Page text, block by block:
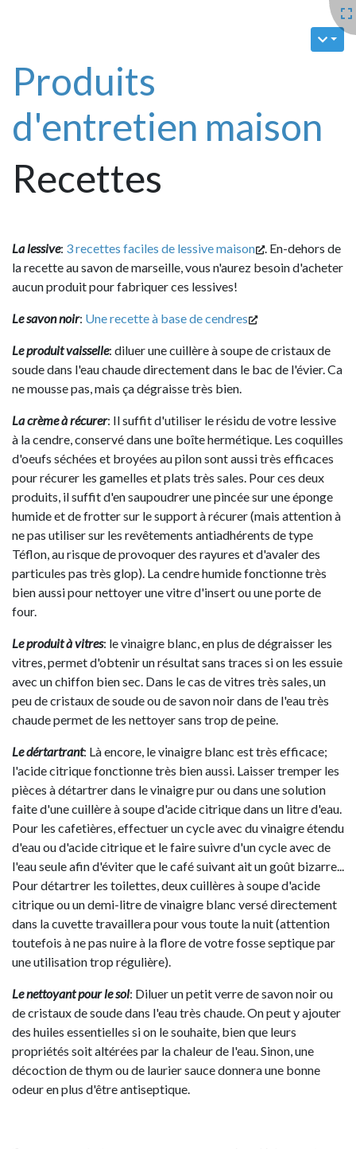
Produits
d'entretien maison
Recettes
La lessive: 3 recettes faciles de lessive maison
. En-dehors de
la recette au savon de marseille, vous n'aurez besoin d'acheter
aucun produit pour fabriquer ces lessives!
Le savon noir: Une recette à base de cendres
Le produit vaisselle: diluer une cuillère à soupe de cristaux de
soude dans l'eau chaude directement dans le bac de l'évier. Ca
ne mousse pas, mais ça dégraisse très bien.
La crème à récurer: Il suffit d'utiliser le résidu de votre lessive
à la cendre, conservé dans une boîte hermétique. Les coquilles
d'oeufs séchées et broyées au pilon sont aussi très efficaces
pour récurer les gamelles et plats très sales. Pour ces deux
produits, il suffit d'en saupoudrer une pincée sur une éponge
humide et de frotter sur le support à récurer (mais attention à
ne pas utiliser sur les revêtements antiadhérents de type
Téflon, au risque de provoquer des rayures et d'avaler des
particules pas très glop). La cendre humide fonctionne très
bien aussi pour nettoyer une vitre d'insert ou une porte de
four.
Le produit à vitres: le vinaigre blanc, en plus de dégraisser les
vitres, permet d'obtenir un résultat sans traces si on les essuie
avec un chiffon bien sec. Dans le cas de vitres très sales, un
peu de cristaux de soude ou de savon noir dans de l'eau très
chaude permet de les nettoyer sans trop de peine.
Le dértartrant: Là encore, le vinaigre blanc est très efficace;
l'acide citrique fonctionne très bien aussi. Laisser tremper les
pièces à détartrer dans le vinaigre pur ou dans une solution
faite d'une cuillère à soupe d'acide citrique dans un litre d'eau.
Pour les cafetières, effectuer un cycle avec du vinaigre étendu
d'eau ou d'acide citrique et le faire suivre d'un cycle avec de
l'eau seule afin d'éviter que le café suivant ait un goût bizarre...
Pour détartrer les toilettes, deux cuillères à soupe d'acide
citrique ou un demi-litre de vinaigre blanc versé directement
dans la cuvette travaillera pour vous toute la nuit (attention
toutefois à ne pas nuire à la flore de votre fosse septique par
une utilisation trop régulière).
Le nettoyant pour le sol: Diluer un petit verre de savon noir ou
de cristaux de soude dans l'eau très chaude. On peut y ajouter
des huiles essentielles si on le souhaite, bien que leurs
propriétés soit altérées par la chaleur de l'eau. Sinon, une
décoction de thym ou de laurier sauce donnera une bonne
odeur en plus d'être antiseptique.